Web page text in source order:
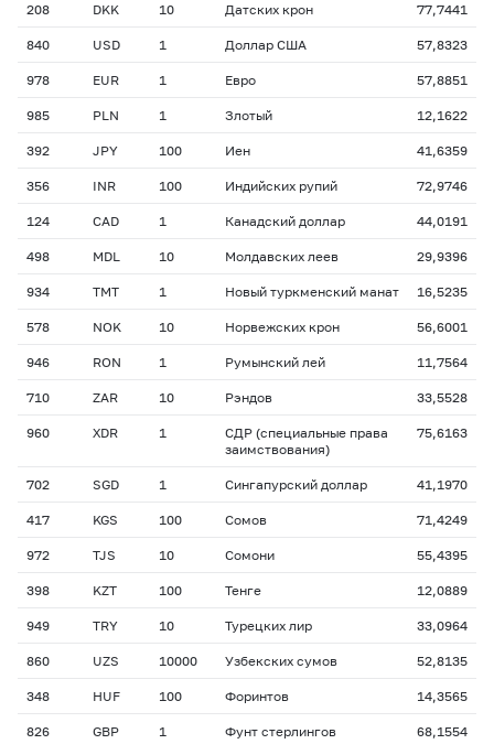
208 DKK 10 Датских крон 77,7441
840 USD 1 Доллар США 57,8323
978 EUR 1 Евро 57,8851
985 PLN 1 Злотый 12,1622
392 JPY 100 Иен 41,6359
356 INR 100 Индийских рупий 72,9746
124 CAD 1 Канадский доллар 44,0191
498 MDL 10 Молдавских леев 29,9396
934 TMT 1 Новый туркменский манат 16,5235
578 NOK 10 Норвежских крон 56,6001
946 RON 1 Румынский лей 11,7564
710 ZAR 10 Рэндов 33,5528
960 XDR 1
СДР (специальные права
заимствования)
75,6163
702 SGD 1 Сингапурский доллар 41,1970
417 KGS 100 Сомов 71,4249
972 TJS 10 Сомони 55,4395
398 KZT 100 Тенге 12,0889
949 TRY 10 Турецких лир 33,0964
860 UZS 10000 Узбекских сумов 52,8135
348 HUF 100 Форинтов 14,3565
826 GBP 1 Фунт стерлингов 68,1554